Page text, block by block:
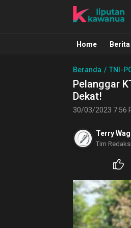
Liputan
Berita
Home
Beranda TNI-
Pelanggar
Dekat!
30/03/2023 7:56
Terry
Tim Redaksi